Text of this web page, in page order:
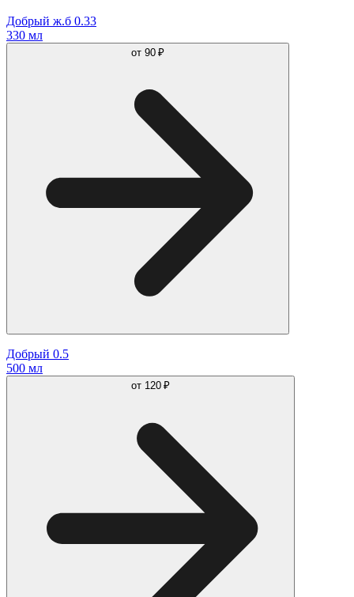
Добрый ж.б 0.33
330 мл
от 90 ₽
Добрый 0.5
500 мл
от 120 ₽